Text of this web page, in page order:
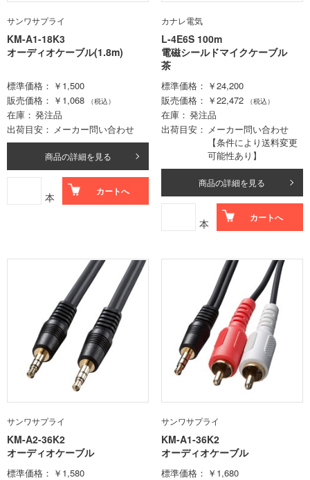
サンワサプライ
KM-A1-18K3
オーディオケーブル(1.8m)
標準価格
￥1,500
販売価格
￥1,068 （税込）
在庫
発注品
出荷目安
メーカー問い合わせ
商品の詳細を見る
本 カートへ
カナレ電気
L-4E6S 100m
電磁シールドマイクケーブル
茶
標準価格
￥24,200
販売価格
￥22,472 （税込）
在庫
発注品
出荷目安
メーカー問い合わせ
【条件により送料変更
可能性あり】
商品の詳細を見る
本 カートへ
サンワサプライ
KM-A2-36K2
オーディオケーブル
標準価格
￥1,580
サンワサプライ
KM-A1-36K2
オーディオケーブル
標準価格
￥1,680